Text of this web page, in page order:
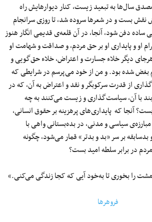
سال‌ها به تبعید زیست، کنار دیوارهایش راه
نقش بست و در شعرها سروده شد، تا روزی سرانجام
ساده دفن شود، آنجا، در آن قلعه‌ی قدیمی انگار هنوز
او و پایداری او بر حق مردم، و صداقت و شهامت او
دیگر خلاء جسارت و اعتراض، خلاء حق‌گویی و
بغض شده بود. و من از خود می‌پرسم در شرایطی که
از قدرت سرکوبگر و نقد و اعتراض به آن، که در
با آن، سیاست‌گذاری و زیست می‌کنند به چه
آنجا که پایداری‌های پرهزینه بر حقوق انسانی،
سیاسی و مدنی، در بده‌بستانی واهی با
بر سر «بد و بدتر» قمار می‌شود، چگونه
در برابر سلطه امید بست؟
را بخوری تا به‌خود آیی که کجا زندگی می‌کنی.»